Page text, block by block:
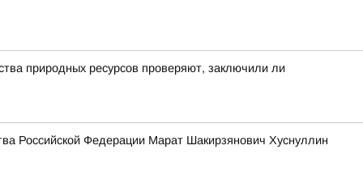
природных ресурсов проверяют, заключили ли
Российской Федерации Марат Шакирзянович Хуснуллин